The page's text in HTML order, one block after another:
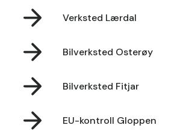
Verksted Lærdal
Bilverksted Osterøy
Bilverksted Fitjar
EU-kontroll Gloppen